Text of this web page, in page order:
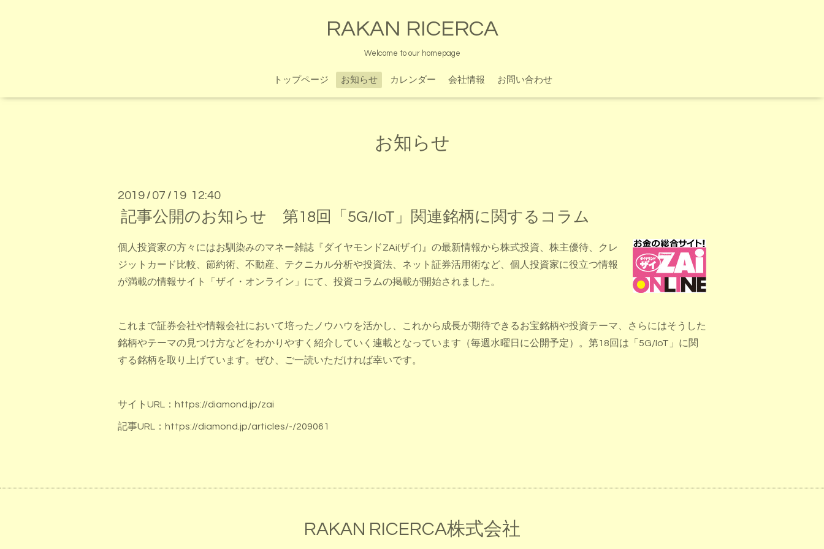
RAKAN RICERCA
Welcome to our homepage
トップページ お知らせ カレンダー 会社情報 お問い合わせ
お知らせ
2019 / 07 / 19 12:40
記事公開のお知らせ 第18回「5G/IoT」関連銘柄に関するコラム
個人投資家の方々にはお馴染みのマネー雑誌『ダイヤモンドZAi(ザイ)』の最新情報から株式投資、株主優待、クレ
ジットカード比較、節約術、不動産、テクニカル分析や投資法、ネット証券活用術など、個人投資家に役立つ情報
が満載の情報サイト「ザイ・オンライン」にて、投資コラムの掲載が開始されました。
これまで証券会社や情報会社において培ったノウハウを活かし、これから成長が期待できるお宝銘柄や投資テーマ、さらにはそうした
銘柄やテーマの見つけ方などをわかりやすく紹介していく連載となっています（毎週水曜日に公開予定）。第18回は「5G/IoT」に関
する銘柄を取り上げています。ぜひ、ご一読いただければ幸いです。
サイトURL：https://diamond.jp/zai
記事URL：https://diamond.jp/articles/-/209061
RAKAN RICERCA株式会社